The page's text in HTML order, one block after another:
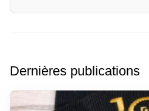
Dernières publications